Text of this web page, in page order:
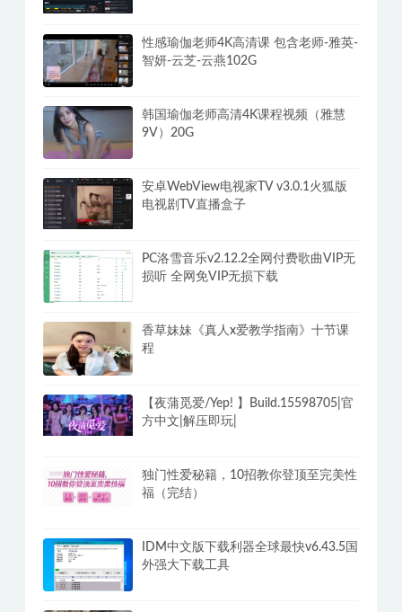
性感瑜伽老师4K高清课 包含老师-雅英-
智妍-云芝-云燕102G
韩国瑜伽老师高清4K课程视频（雅慧
9V）20G
安卓WebView电视家TV v3.0.1火狐版
电视剧TV直播盒子
PC洛雪音乐v2.12.2全网付费歌曲VIP无
损听 全网免VIP无损下载
香草妹妹《真人x爱教学指南》十节课
程
【夜蒲觅爱/Yep! 】Build.15598705|官
方中文|解压即玩|
独门性爱秘籍，10招教你登顶至完美性
福（完结）
IDM中文版下载利器全球最快v6.43.5国
外强大下载工具